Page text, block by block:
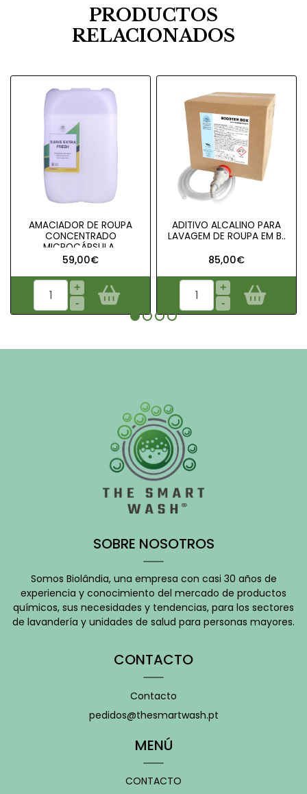
PRODUCTOS
RELACIONADOS
AMACIADOR DE ROUPA
CONCENTRADO
MICROCÁPSULA..
59,00€
+
-
ADITIVO ALCALINO PARA
LAVAGEM DE ROUPA EM B..
85,00€
+
-
SOBRE NOSOTROS
Somos Biolândia, una empresa con casi 30 años de
experiencia y conocimiento del mercado de productos
químicos, sus necesidades y tendencias, para los sectores
de lavandería y unidades de salud para personas mayores.
CONTACTO
Contacto
pedidos@thesmartwash.pt
MENÚ
CONTACTO